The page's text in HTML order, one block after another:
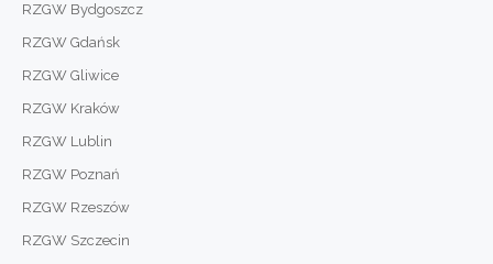
RZGW Bydgoszcz
RZGW Gdańsk
RZGW Gliwice
RZGW Kraków
RZGW Lublin
RZGW Poznań
RZGW Rzeszów
RZGW Szczecin